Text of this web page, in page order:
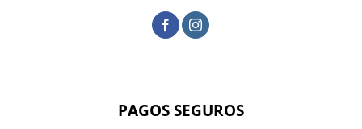
PAGOS SEGUROS